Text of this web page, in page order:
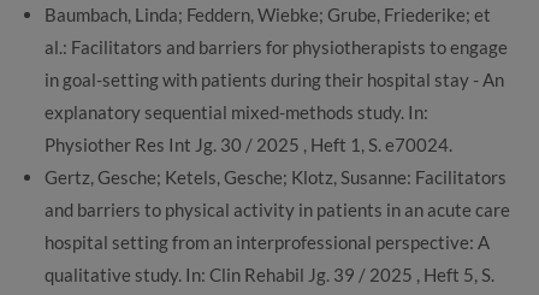
Baumbach, Linda; Feddern, Wiebke; Grube, Friederike; et
al.: Facilitators and barriers for physiotherapists to engage
in goal-setting with patients during their hospital stay - An
explanatory sequential mixed-methods study. In:
Physiother Res Int Jg. 30 / 2025 , Heft 1, S. e70024.
Gertz, Gesche; Ketels, Gesche; Klotz, Susanne: Facilitators
and barriers to physical activity in patients in an acute care
hospital setting from an interprofessional perspective: A
qualitative study. In: Clin Rehabil Jg. 39 / 2025 , Heft 5, S.